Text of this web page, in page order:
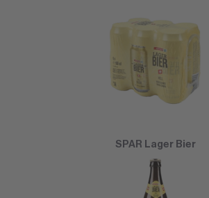
SPAR Lager Bier